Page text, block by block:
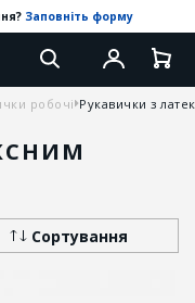
Заповніть форму
робочі Рукавички з
Сортування